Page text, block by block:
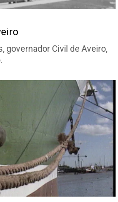
governador Civil de Aveiro,